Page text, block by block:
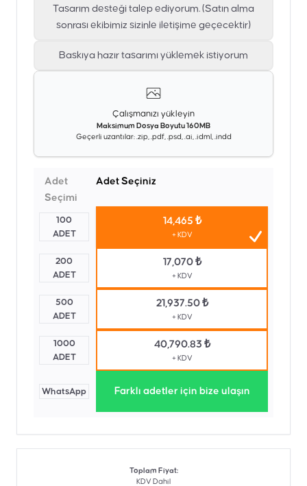
Tasarım desteği talep ediyorum. (Satın alma
sonrası ekibimiz sizinle iletişime geçecektir)
Baskıya hazır tasarımı yüklemek istiyorum
Çalışmanızı yükleyin
Maksimum Dosya Boyutu 160MB
Geçerli uzantılar: .zip, .pdf, .psd, .ai, .idml, .indd
Adet
Seçimi
Adet Seçiniz
100
ADET
14,465 ₺
+ KDV
200
ADET
17,070 ₺
+ KDV
500
ADET
21,937.50 ₺
+ KDV
1000
ADET
40,790.83 ₺
+ KDV
WhatsApp Farklı adetler için bize ulaşın
Toplam Fiyat:
KDV Dahil